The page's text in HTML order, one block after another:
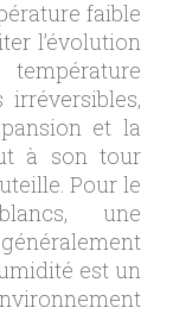
faible
l’évolution
et la
à son tour
Pour le
une
est un